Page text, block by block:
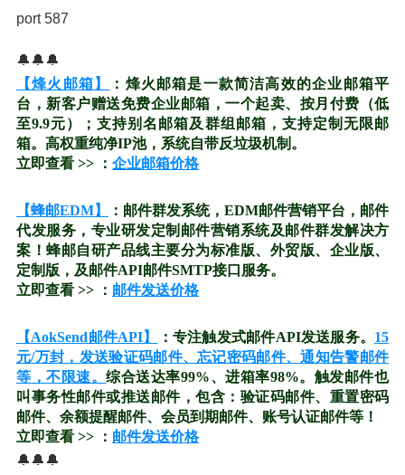
port 587
🔔🔔🔔
【烽火邮箱】
：烽火邮箱是一款简洁高效的企业邮箱平
台，新客户赠送免费企业邮箱，一个起卖、按月付费（低
至9.9元）；支持别名邮箱及群组邮箱，支持定制无限邮
箱。高权重纯净IP池，系统自带反垃圾机制。
立即查看 >> ： 企业邮箱价格
【蜂邮EDM】
：邮件群发系统，EDM邮件营销平台，邮件
代发服务，专业研发定制邮件营销系统及邮件群发解决方
案！蜂邮自研产品线主要分为标准版、外贸版、企业版、
定制版，及邮件API邮件SMTP接口服务。
立即查看 >> ： 邮件发送价格
【AokSend邮件API】 ：专注触发式邮件API发送服务。 15
元/万封，发送验证码邮件、忘记密码邮件、通知告警邮件
等，不限速。综合送达率99%、进箱率98%。触发邮件也
叫事务性邮件或推送邮件，包含：验证码邮件、重置密码
邮件、余额提醒邮件、会员到期邮件、账号认证邮件等！
立即查看 >> ： 邮件发送价格
🔔🔔🔔